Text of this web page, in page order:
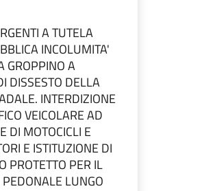
A TUTELA
INCOLUMITA'
GROPPINO A
DISSESTO DELLA
INTERDIZIONE
VEICOLARE AD
DI MOTOCICLI E
E ISTITUZIONE DI
PROTETTO PER IL
LUNGO